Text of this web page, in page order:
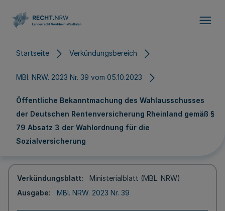
Startseite Verkündungsbereich
MBl. NRW. 2023 Nr. 39 vom 05.10.2023
Öffentliche Bekanntmachung des Wahlausschusses
der Deutschen Rentenversicherung Rheinland gemäß §
79 Absatz 3 der Wahlordnung für die
Sozialversicherung
Verkündungsblatt
Ministerialblatt (MBL. NRW)
Ausgabe
MBl. NRW. 2023 Nr. 39